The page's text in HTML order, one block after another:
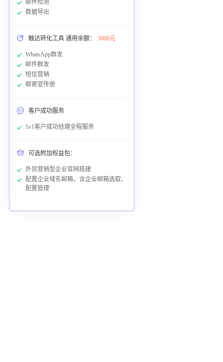
邮件检测
数据导出
触达转化工具 通用余额： 5000元
WhatsApp群发
邮件群发
短信营销
邮寄宣传册
客户成功服务
1v1客户成功经理全程服务
可选附加权益包：
外贸营销型企业官网搭建
配置企业域名邮箱，含企业邮箱选取、
配置管理